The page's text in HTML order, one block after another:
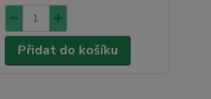
Přidat do košíku